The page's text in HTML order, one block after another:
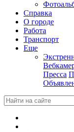
Справка
О городе
Работа
Транспорт
Еще
Пресса